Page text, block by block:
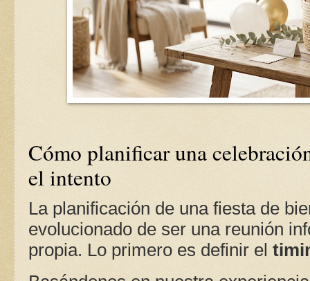
Cómo planificar una
el intento
La planificación de una fiesta de
evolucionado de ser una reunión
propia. Lo primero es definir el